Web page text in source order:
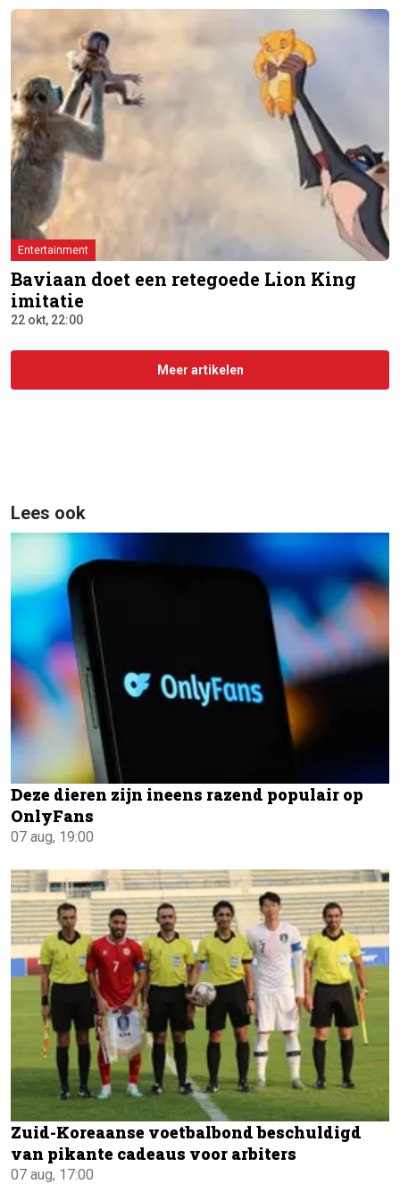
Entertainment
Baviaan doet een retegoede Lion King
imitatie
22 okt, 22:00
Meer artikelen
Lees ook
Deze dieren zijn ineens razend populair op
OnlyFans
07 aug, 19:00
Zuid-Koreaanse voetbalbond beschuldigd
van pikante cadeaus voor arbiters
07 aug, 17:00